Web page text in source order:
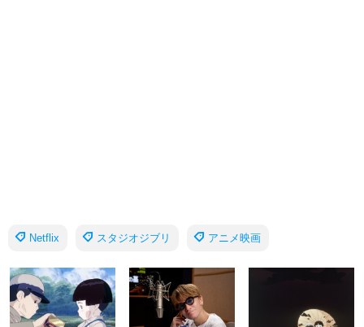
Netflix スタジオジブリ アニメ映画